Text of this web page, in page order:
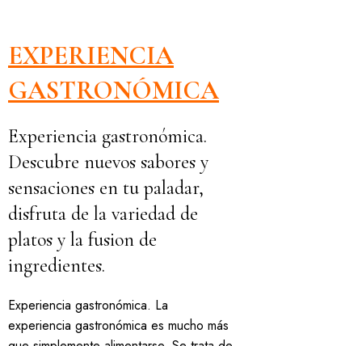
EXPERIENCIA
GASTRONÓMICA
Experiencia gastronómica.
Descubre nuevos sabores y
sensaciones en tu paladar,
disfruta de la variedad de
platos y la fusion de
ingredientes.
Experiencia gastronómica. La
experiencia gastronómica es mucho más